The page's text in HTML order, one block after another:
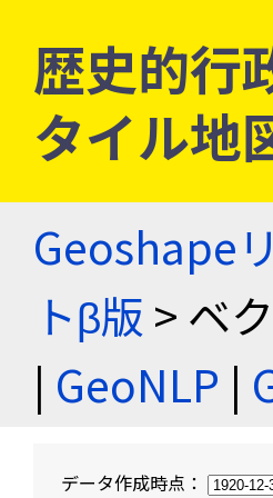
歴史的行
タイル地
Geoshape
トβ版 > ベ
| GeoNLP |
データ作成時点：